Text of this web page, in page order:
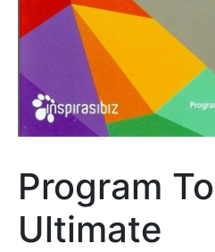
Program
Ultimate